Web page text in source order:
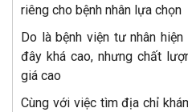
riêng cho bệnh nhân lựa chọn
Do là bệnh viện tư nhân
đây khá cao, nhưng chất
giá cao
Cùng với việc tìm địa chỉ